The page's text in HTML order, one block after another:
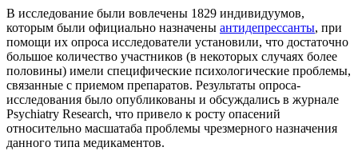
В исследование были вовлечены 1829 индивидуумов,
которым были официально назначены антидепрессанты, при
помощи их опроса исследователи установили, что достаточно
большое количество участников (в некоторых случаях более
половины) имели специфические психологические проблемы,
связанные с приемом препаратов. Результаты опроса-
исследования было опубликованы и обсуждались в журнале
Psychiatry Research, что привело к росту опасений
относительно масшатаба проблемы чрезмерного назначения
данного типа медикаментов.